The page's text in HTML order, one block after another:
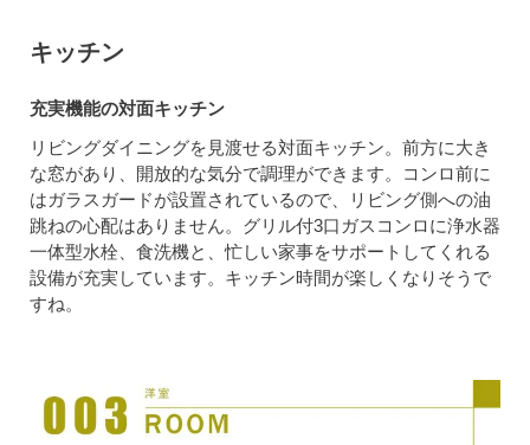
キッチン
充実機能の対面キッチン
リビングダイニングを見渡せる対面キッチン。前方に大き
な窓があり、開放的な気分で調理ができます。コンロ前に
はガラスガードが設置されているので、リビング側への油
跳ねの心配はありません。グリル付3口ガスコンロに浄水器
一体型水栓、食洗機と、忙しい家事をサポートしてくれる
設備が充実しています。キッチン時間が楽しくなりそうで
すね。